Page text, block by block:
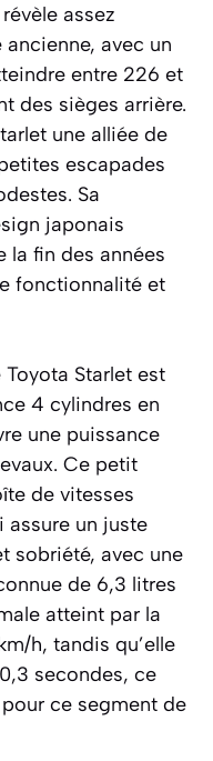
assez
avec un
entre 226 et
des sièges arrière.
une alliée de
escapades
Sa
japonais
la fin des années
fonctionnalité et
Starlet est
4 cylindres en
une puissance
Ce petit
de vitesses
assure un juste
sobriété, avec une
de 6,3 litres
atteint par la
h, tandis qu’elle
secondes, ce
ce segment de